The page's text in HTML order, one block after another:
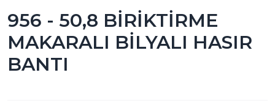
956 - 50,8 BİRİKTİRME
MAKARALI BİLYALI HASIR
BANTI